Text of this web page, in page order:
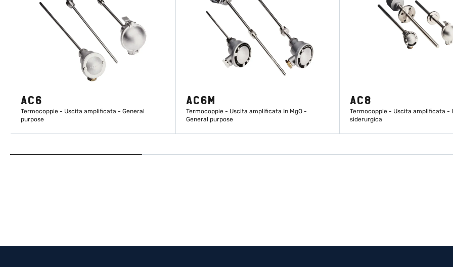
AC6
Termocoppie - Uscita amplificata - General
purpose
SCOPRI DI PIÙ
AC6M
Termocoppie - Uscita amplificata In MgO -
General purpose
SCOPRI DI PIÙ
AC8
Termocoppie - Uscita amplificata -
siderurgica
SCOPRI DI PIÙ